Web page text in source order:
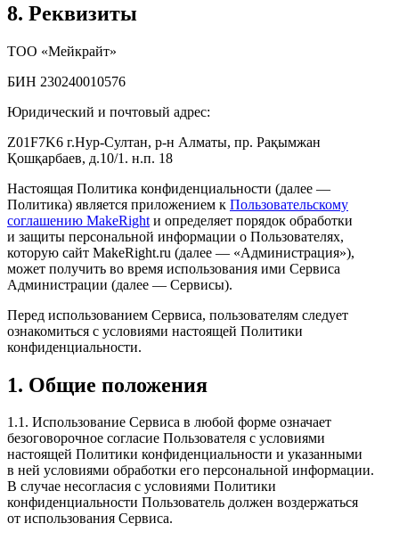
8. Реквизиты
ТОО «Мейкрайт»
БИН 230240010576
Юридический и почтовый адрес:
Z01F7K6 г.Нур-Султан, р-н Алматы, пр. Рақымжан
Қошқарбаев, д.10/1. н.п. 18
Настоящая Политика конфиденциальности (далее —
Политика) является приложением к Пользовательскому
соглашению MakeRight и определяет порядок обработки
и защиты персональной информации о Пользователях,
которую сайт MakeRight.ru (далее — «Администрация»),
может получить во время использования ими Cервиса
Администрации (далее — Сервисы).
Перед использованием Сервиса, пользователям следует
ознакомиться с условиями настоящей Политики
конфиденциальности.
1. Общие положения
1.1. Использование Сервиса в любой форме означает
безоговорочное согласие Пользователя с условиями
настоящей Политики конфиденциальности и указанными
в ней условиями обработки его персональной информации.
В случае несогласия с условиями Политики
конфиденциальности Пользователь должен воздержаться
от использования Сервиса.